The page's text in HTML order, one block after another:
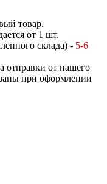
товар.
от 1 шт.
склада) - 5-6
отправки от нашего
при оформлении